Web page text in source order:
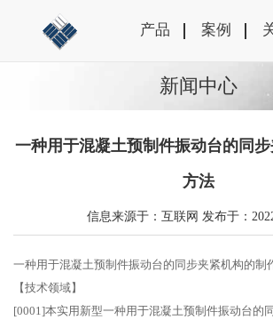
产品 案例
新闻中心
一种用于混凝土预制件振动台的同
方法
信息来源于：互联网 发布于：
一种用于混凝土预制件振动台的同步夹紧机构的制
【技术领域】
[0001]本实用新型一种用于混凝土预制件振动台的